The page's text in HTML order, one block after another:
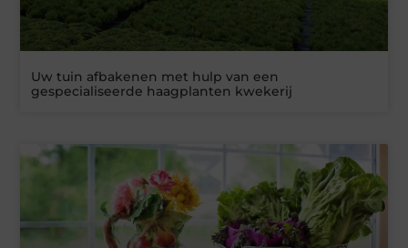
Uw tuin afbakenen met hulp van een
gespecialiseerde haagplanten kwekerij